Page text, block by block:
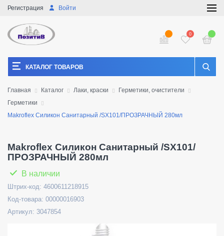
Войти
Регистрация
0
КАТАЛОГ ТОВАРОВ
Главная Каталог Лаки, краски
Герметики, очистители
Герметики
Makrofleх Силикон Санитарный /SX101/ПРОЗРАЧНЫЙ 280мл
Makrofleх Силикон Санитарный /SX101/
ПРОЗРАЧНЫЙ 280мл
В наличии
Штрих-код: 4600611218915
Код-товара: 00000016903
Артикул: 3047854